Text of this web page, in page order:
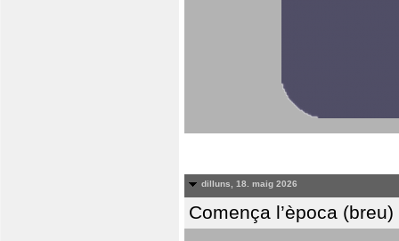
dilluns, 18. maig 2026
Comença l’època